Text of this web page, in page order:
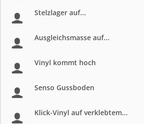
Stelzlager auf...
Ausgleichsmasse auf...
Vinyl kommt hoch
Senso Gussboden
Klick-Vinyl auf verklebtem...